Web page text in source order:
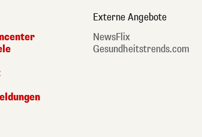
Externe Angebote
NewsFlix
Gesundheitstrends.com